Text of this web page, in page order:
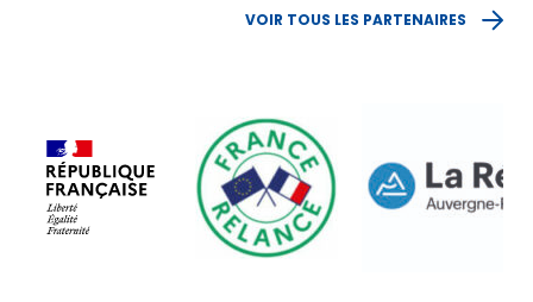
VOIR TOUS LES PARTENAIRES